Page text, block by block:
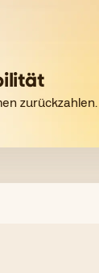
zurückzahlen.